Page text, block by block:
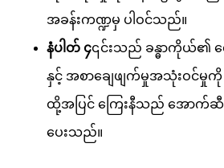
အခန်းကဏ္ဍမှ ပါဝင်သည်။
နံပါတ် ၄၎င်းသည် ခန္ဓာကိုယ်၏ ရ
နှင့် အစာချေဖျက်မှုအသုံးဝင်မှု
ထို့အပြင် ကြေးနီသည် အောက်ဆီ
ပေးသည်။